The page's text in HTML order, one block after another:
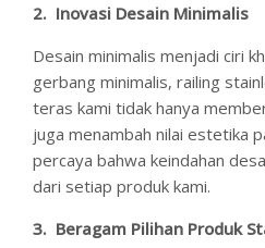
2. Inovasi Desain Minimalis
Desain minimalis menjadi ciri
gerbang minimalis, railing
teras kami tidak hanya
juga menambah nilai estetika
percaya bahwa keindahan
dari setiap produk kami.
3. Beragam Pilihan Produk